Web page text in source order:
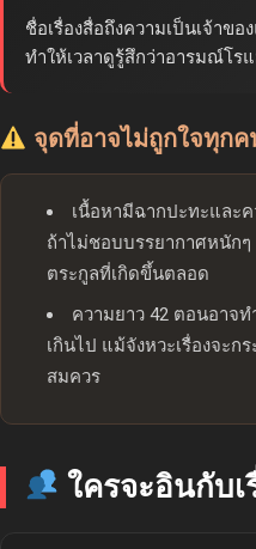
ชื่อเรื่องสื่อถึงความเป็นเจ้าข
ทำให้เวลาดูรู้สึกว่าอารมณ์โ
จุดที่อาจไม่ถูกใจทุกค
เนื้อหามีฉากปะทะและ
ถ้าไม่ชอบบรรยากาศหนัก
ตระกูลที่เกิดขึ้นตลอด
ความยาว 42 ตอนอาจท
เกินไป แม้จังหวะเรื่องจะ
สมควร
ใครจะอินกับเ